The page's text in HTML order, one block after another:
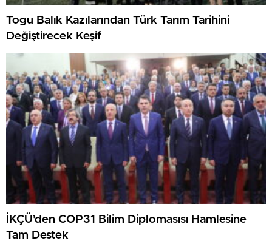
Togu Balık Kazılarından Türk Tarım Tarihini
Değiştirecek Keşif
İKÇÜ’den COP31 Bilim Diplomasısı Hamlesine
Tam Destek